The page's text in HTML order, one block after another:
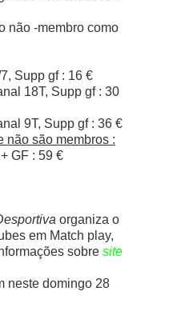
não -membro como
Supp gf : 16 €
18T, Supp gf : 30
9T, Supp gf : 36 €
não são membros :
GF : 59 €
organiza o
em Match play,
sobre site
neste domingo 28